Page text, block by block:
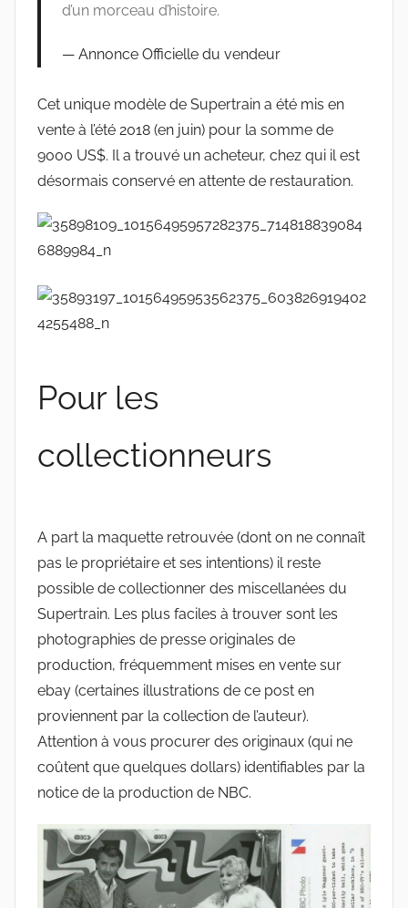
d’un morceau d’histoire.
Annonce Officielle du vendeur
Cet unique modèle de Supertrain a été mis en
vente à l’été 2018 (en juin) pour la somme de
9000 US$. Il a trouvé un acheteur, chez qui il est
désormais conservé en attente de restauration.
Pour les
collectionneurs
A part la maquette retrouvée (dont on ne connaît
pas le propriétaire et ses intentions) il reste
possible de collectionner des miscellanées du
Supertrain. Les plus faciles à trouver sont les
photographies de presse originales de
production, fréquemment mises en vente sur
ebay (certaines illustrations de ce post en
proviennent par la collection de l’auteur).
Attention à vous procurer des originaux (qui ne
coûtent que quelques dollars) identifiables par la
notice de la production de NBC.